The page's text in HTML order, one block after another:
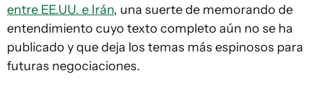
entre EE.UU. e Irán, una suerte de memorando de
entendimiento cuyo texto completo aún no se ha
publicado y que deja los temas más espinosos para
futuras negociaciones.